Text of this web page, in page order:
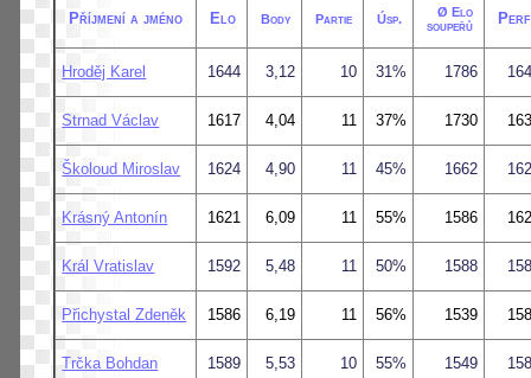
Příjmení a jméno Elo Body Partie Úsp.
Ø Elo
soupeřů
Hroděj Karel 1644 3,12 10 31% 1786
Strnad Václav 1617 4,04 11 37% 1730
Školoud Miroslav 1624 4,90 11 45% 1662
Krásný Antonín 1621 6,09 11 55% 1586
Král Vratislav 1592 5,48 11 50% 1588
Přichystal Zdeněk 1586 6,19 11 56% 1539
Trčka Bohdan 1589 5,53 10 55% 1549